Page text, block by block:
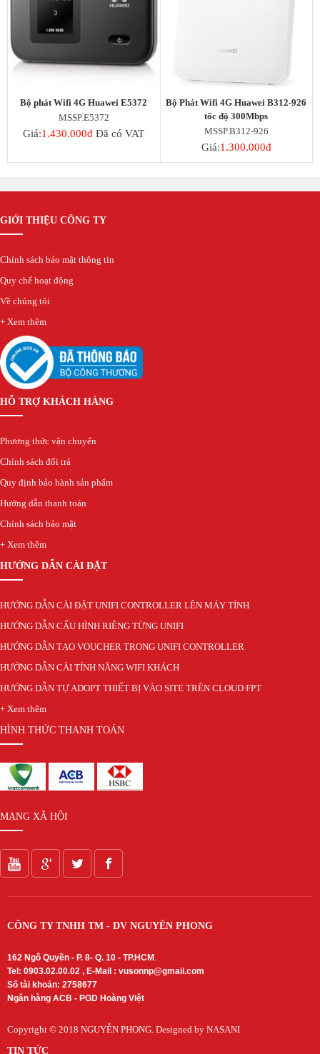
Bộ phát Wifi 4G Huawei E5372
MSSP.E5372
Giá:1.430.000đ Đã có VAT
Bộ Phát Wifi 4G Huawei B312-926
tốc độ 300Mbps
MSSP.B312-926
Giá:1.300.000đ
GIỚI THIỆU CÔNG TY
Chính sách bảo mật thông tin
Quy chế hoạt động
Về chúng tôi
+ Xem thêm
HỖ TRỢ KHÁCH HÀNG
Phương thức vận chuyển
Chính sách đổi trả
Quy định bảo hành sản phẩm
Hướng dẫn thanh toán
Chính sách bảo mật
+ Xem thêm
HƯỚNG DẪN CÀI ĐẶT
HƯỚNG DẪN CÀI ĐẶT UNIFI CONTROLLER LÊN MÁY TÍNH
HƯỚNG DẪN CẤU HÌNH RIÊNG TỪNG UNIFI
HƯỚNG DẪN TẠO VOUCHER TRONG UNIFI CONTROLLER
HƯỚNG DẪN CÀI TÍNH NĂNG WIFI KHÁCH
HƯỚNG DẪN TỰ ADOPT THIẾT BỊ VÀO SITE TRÊN CLOUD FPT
+ Xem thêm
HÌNH THỨC THANH TOÁN
MẠNG XÃ HỘI
CÔNG TY TNHH TM - DV NGUYÊN PHONG
162 Ngô Quyền - P. 8- Q. 10 - TP.HCM .
Tel: 0903.02.00.02 , E-Mail : vusonnp@gmail.com
Số tài khoản: 2758677
Ngân hàng ACB - PGD Hoàng Việt
Copyright © 2018 NGUYỄN PHONG . Designed by NASANI
TIN TỨC